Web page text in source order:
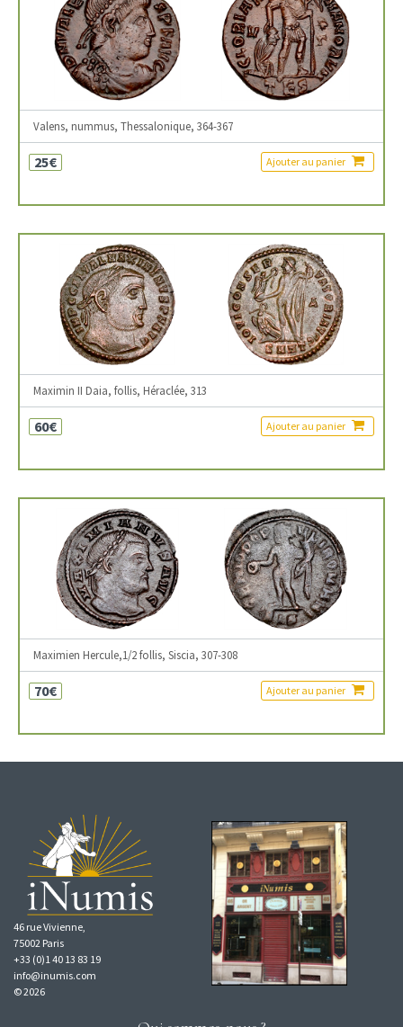
Valens, nummus, Thessalonique, 364-367
25€ Ajouter au panier
Maximin II Daia, follis, Héraclée, 313
60€ Ajouter au panier
Maximien Hercule,1/2 follis, Siscia, 307-308
70€ Ajouter au panier
46 rue Vivienne,
75002 Paris
+33 (0)1 40 13 83 19
info@inumis.com
© 2026